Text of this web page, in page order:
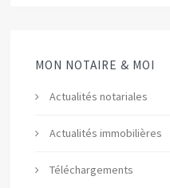
MON NOTAIRE & MOI
Actualités notariales
Actualités immobilières
Téléchargements